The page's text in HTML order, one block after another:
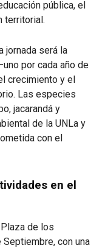
pública, el
territorial.
jornada será la
por cada año de
crecimiento y el
Las especies
jacarandá y
de la UNLa y
con el
en el
de los
con una